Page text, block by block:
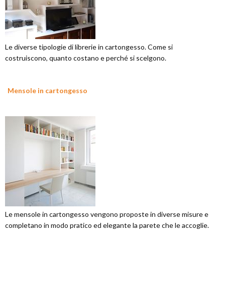
Le diverse tipologie di librerie in cartongesso. Come si
costruiscono, quanto costano e perché si scelgono.
Mensole in cartongesso
Le mensole in cartongesso vengono proposte in diverse misure e
completano in modo pratico ed elegante la parete che le accoglie.